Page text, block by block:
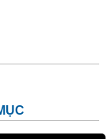
Thế Âm Bồ